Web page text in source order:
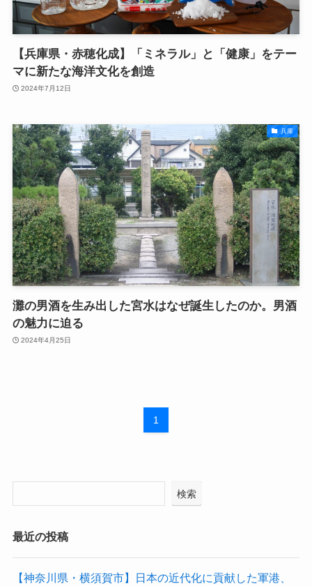
【兵庫県・赤穂化成】「ミネラル」と「健康」をテー
マに新たな海洋文化を創造
2024年7月12日
兵庫
灘の男酒を生み出した宮水はなぜ誕生したのか。男酒
の魅力に迫る
2024年4月25日
1
検索
最近の投稿
【神奈川県・横須賀市】日本の近代化に貢献した軍港、